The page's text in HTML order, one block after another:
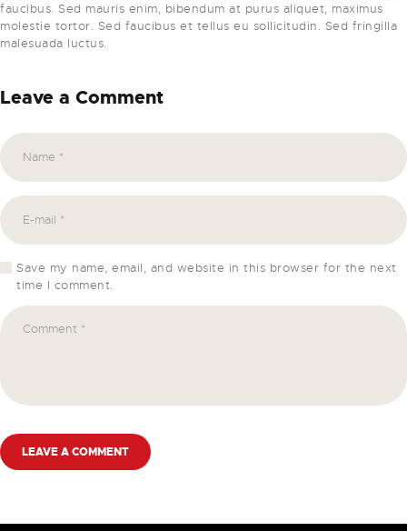
faucibus. Sed mauris enim, bibendum at purus aliquet, maximus
molestie tortor. Sed faucibus et tellus eu sollicitudin. Sed fringilla
malesuada luctus.
Leave a Comment
Save my name, email, and website in this browser for the next
time I comment.